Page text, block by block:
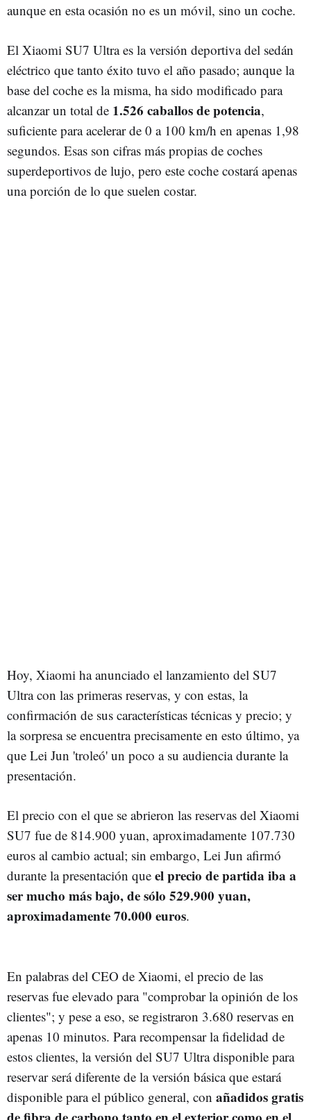
aunque en esta ocasión no es un móvil, sino un coche.
El Xiaomi SU7 Ultra es la versión deportiva del sedán
eléctrico que tanto éxito tuvo el año pasado; aunque la
base del coche es la misma, ha sido modificado para
alcanzar un total de 1.526 caballos de potencia,
suficiente para acelerar de 0 a 100 km/h en apenas 1,98
segundos. Esas son cifras más propias de coches
superdeportivos de lujo, pero este coche costará apenas
una porción de lo que suelen costar.
Hoy, Xiaomi ha anunciado el lanzamiento del SU7
Ultra con las primeras reservas, y con estas, la
confirmación de sus características técnicas y precio; y
la sorpresa se encuentra precisamente en esto último, ya
que Lei Jun 'troleó' un poco a su audiencia durante la
presentación.
El precio con el que se abrieron las reservas del Xiaomi
SU7 fue de 814.900 yuan, aproximadamente 107.730
euros al cambio actual; sin embargo, Lei Jun afirmó
durante la presentación que el precio de partida iba a
ser mucho más bajo, de sólo 529.900 yuan,
aproximadamente 70.000 euros.
En palabras del CEO de Xiaomi, el precio de las
reservas fue elevado para "comprobar la opinión de los
clientes"; y pese a eso, se registraron 3.680 reservas en
apenas 10 minutos. Para recompensar la fidelidad de
estos clientes, la versión del SU7 Ultra disponible para
reservar será diferente de la versión básica que estará
disponible para el público general, con añadidos gratis